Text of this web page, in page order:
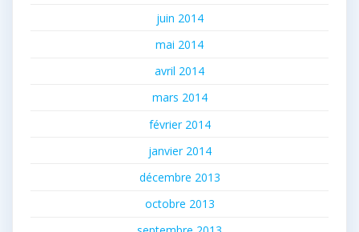
juin 2014
mai 2014
avril 2014
mars 2014
février 2014
janvier 2014
décembre 2013
octobre 2013